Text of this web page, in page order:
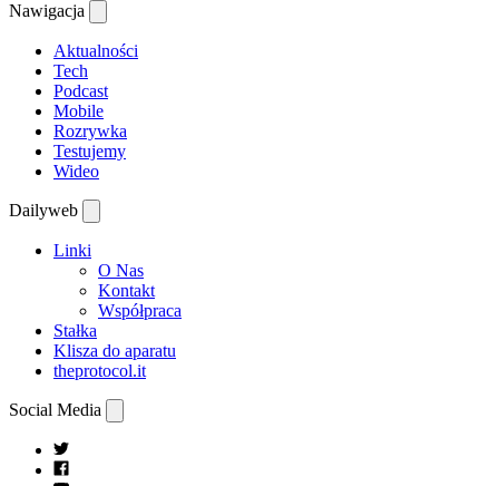
Nawigacja
Aktualności
Tech
Podcast
Mobile
Rozrywka
Testujemy
Wideo
Dailyweb
Linki
O Nas
Kontakt
Współpraca
Stałka
Klisza do aparatu
theprotocol.it
Social Media